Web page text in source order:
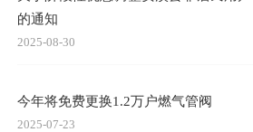
的通知
2025-08-30
今年将免费更换1.2万户燃气管阀
2025-07-23